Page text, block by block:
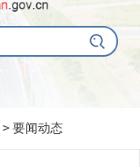
> 要闻动态